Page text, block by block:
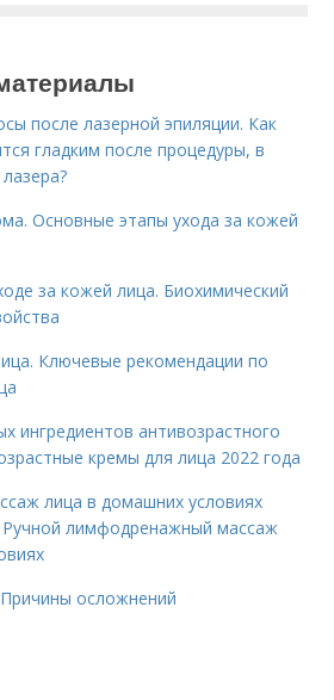
после лазерной эпиляции. Как
гладким после процедуры, в
Основные этапы ухода за кожей
за кожей лица. Биохимический
Ключевые рекомендации по
ингредиентов антивозрастного
кремы для лица 2022 года
лица в домашних условиях
Ручной лимфодренажный массаж
осложнений